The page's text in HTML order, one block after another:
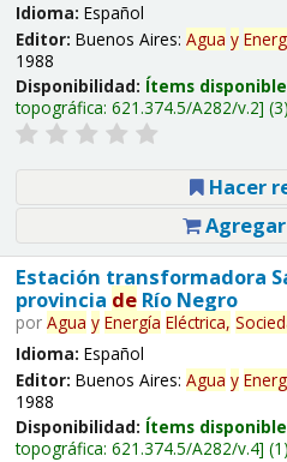
Idioma: Español
Editor: Buenos Aires: Agua y
1988
Disponibilidad: Ítems
topográfica: 621.374.5/A282/v.2
Hacer
Estación transformadora
provincia deRío Negro
por Agua y Energía Eléctrica,
Idioma: Español
Editor: Buenos Aires: Agua y
1988
Disponibilidad: Ítems
topográfica: 621.374.5/A282/v.4